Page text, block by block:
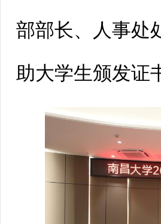
部部长、人事处
助大学生颁发证